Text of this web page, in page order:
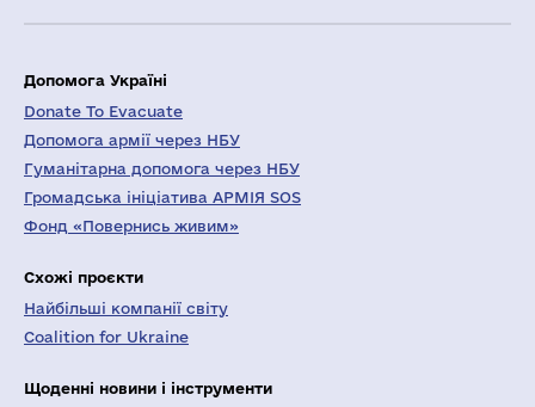
Допомога Україні
Donate To Evacuate
Допомога армії через НБУ
Гуманітарна допомога через НБУ
Громадська ініціатива АРМІЯ SOS
Фонд «Повернись живим»
Схожі проєкти
Найбільші компанії світу
Coalition for Ukraine
Щоденні новини і інструменти